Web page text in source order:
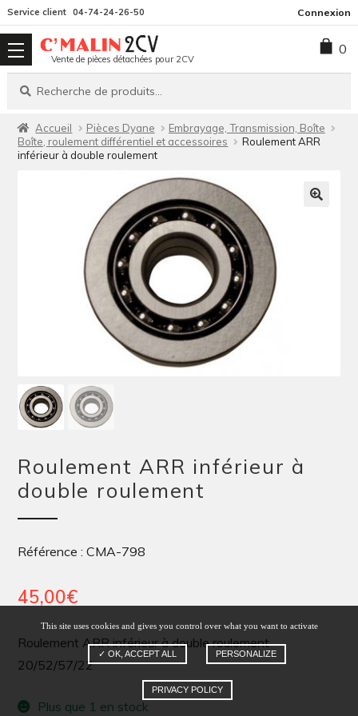
la
navigation
contenu
Service client 04-74-24-26-50 Connexion
Vente de pièces détachées pour 2CV
Recherche
Recherche
0
Accueil Pièces Dyane
Embrayage, Transmission, Boîte
Boîte, roulement différentiel et accessoires
Roulement ARR
inférieur à double roulement
Roulement ARR inférieur à
double roulement
Référence : CMA-798
45,00€
Roulement ARR inférieur à double roulement
20/52/57/22
Plus que 1 en stock
This site uses cookies and gives you control over what you want to activate
✓ OK, ACCEPT ALL PERSONALIZE
PRIVACY POLICY